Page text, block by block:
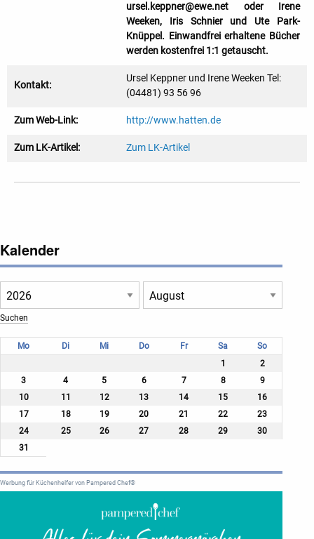
ursel.keppner@ewe.net oder Irene
Weeken, Iris Schnier und Ute Park-
Knüppel. Einwandfrei erhaltene Bücher
werden kostenfrei 1:1 getauscht.
Kontakt:
Ursel Keppner und Irene Weeken Tel:
(04481) 93 56 96
Zum Web-Link: http://www.hatten.de
Zum LK-Artikel: Zum LK-Artikel
Kalender
Mo Di Mi Do Fr Sa
So
1
2
3
4 5 6 7 8
9
10
11 12 13 14 15
16
17
18 19 20 21 22
23
24
25 26 27 28 29
30
31
Werbung für Küchenhelfer von Pampered Chef®